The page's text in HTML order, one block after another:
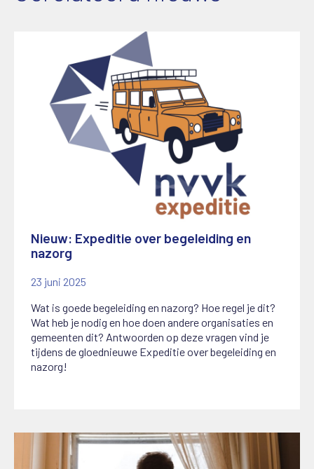
Nieuw: Expeditie over begeleiding en
nazorg
23 juni 2025
Wat is goede begeleiding en nazorg? Hoe regel je dit?
Wat heb je nodig en hoe doen andere organisaties en
gemeenten dit? Antwoorden op deze vragen vind je
tijdens de gloednieuwe Expeditie over begeleiding en
nazorg!